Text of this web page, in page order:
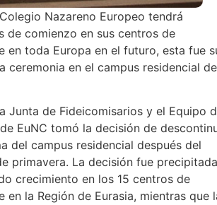
Nazareno Europeo tendrá
de comienzo en sus centros de
en toda Europa en el futuro, esta fue
ceremonia en el campus residencial de
Junta de Fideicomisarios y el Equipo
EuNC tomó la decisión de
del campus residencial después del
primavera. La decisión fue precipitada
crecimiento en los 15 centros de
en la Región de Eurasia, mientras que